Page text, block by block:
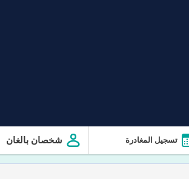
تسجيل المغادرة شخصان بالغان